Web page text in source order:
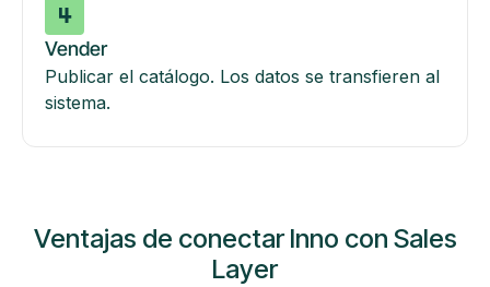
Vender
Publicar el catálogo. Los datos se transfieren al
sistema.
Ventajas de conectar Inno con Sales
Layer